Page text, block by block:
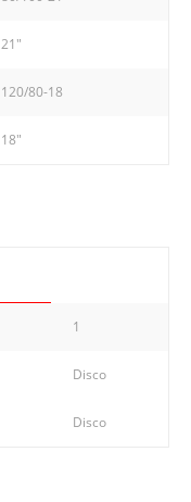
21"
120/80-18
18"
1
Disco
Disco